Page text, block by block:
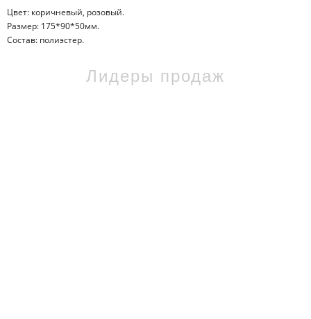
Цвет: коричневый, розовый.
Размер: 175*90*50мм.
Состав: полиэстер.
Лидеры продаж